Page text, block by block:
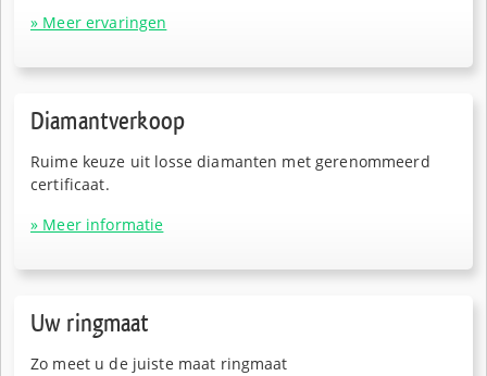
» Meer ervaringen
Diamantverkoop
Ruime keuze uit losse diamanten met gerenommeerd
certificaat.
» Meer informatie
Uw ringmaat
Zo meet u de juiste maat ringmaat